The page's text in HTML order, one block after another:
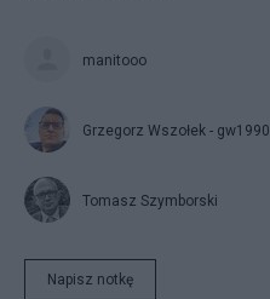
manitooo
Grzegorz Wszołek - gw1990
Tomasz Szymborski
Napisz notkę